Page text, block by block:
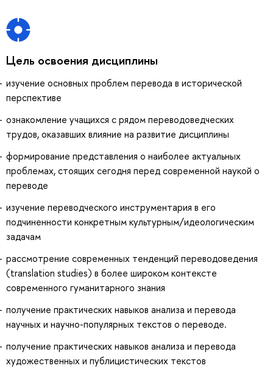
Цель освоения дисциплины
изучение основных проблем перевода в исторической
перспективе
ознакомление учащихся с рядом переводоведческих
трудов, оказавших влияние на развитие дисциплины
формирование представления о наиболее актуальных
проблемах, стоящих сегодня перед современной наукой о
переводе
изучение переводческого инструментария в его
подчиненности конкретным культурным/идеологическим
задачам
рассмотрение современных тенденций переводоведения
(translation studies) в более широком контексте
современного гуманитарного знания
получение практических навыков анализа и перевода
научных и научно-популярных текстов о переводе.
получение практических навыков анализа и перевода
художественных и публицистических текстов